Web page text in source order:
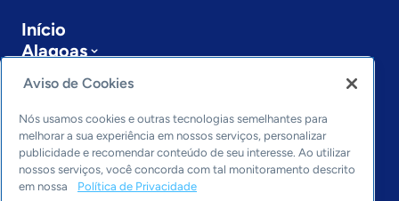
Início
Alagoas
Sobre a ASN
Últimas notícias
Entre em contato
Editorias
Economia & Política
Inovação & Tecnologia
Aviso de Cookies
Nós usamos cookies e outras tecnologias semelhantes para
melhorar a sua experiência em nossos serviços, personalizar
publicidade e recomendar conteúdo de seu interesse. Ao utilizar
nossos serviços, você concorda com tal monitoramento descrito
em nossa
Política de Privacidade